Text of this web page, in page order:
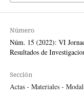
Número
Núm. 15 (2022): VI
Resultados de
Sección
Actas - Materiales -